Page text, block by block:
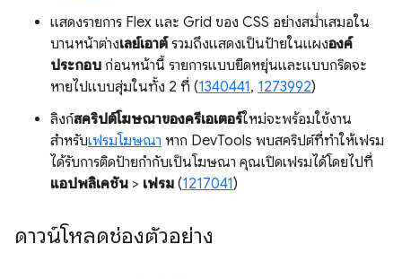
แสดงรายการ Flex และ Grid ของ CSS อย่างสม่ำเสมอใน
บานหน้าต่างเลย์เอาต์รวมถึงแสดงเป็นป้ายในแผงองค์
ประกอบ ก่อนหน้านี้ รายการแบบยืดหยุ่นและแบบกริดจะ
หายไปแบบสุ่มในทั้ง 2 ที่ (1340441, 1273992)
ลิงก์สคริปต์โฆษณาของครีเอเตอร์ใหม่จะพร้อมใช้งาน
สำหรับเฟรมโฆษณา หาก DevTools พบสคริปต์ที่ทำให้เฟรม
ได้รับการติดป้ายกำกับเป็นโฆษณา คุณเปิดเฟรมได้โดยไปที่
แอปพลิเคชัน > เฟรม (1217041)
ดาวน์โหลดช่องตัวอย่าง